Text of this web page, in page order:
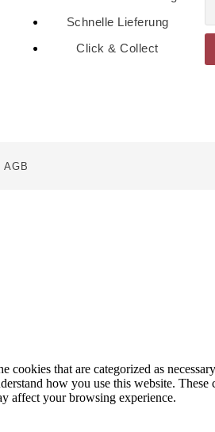
Schnelle Lieferung
Click & Collect
AGB
that are categorized as
how you use this website.
affect your browsing experience.